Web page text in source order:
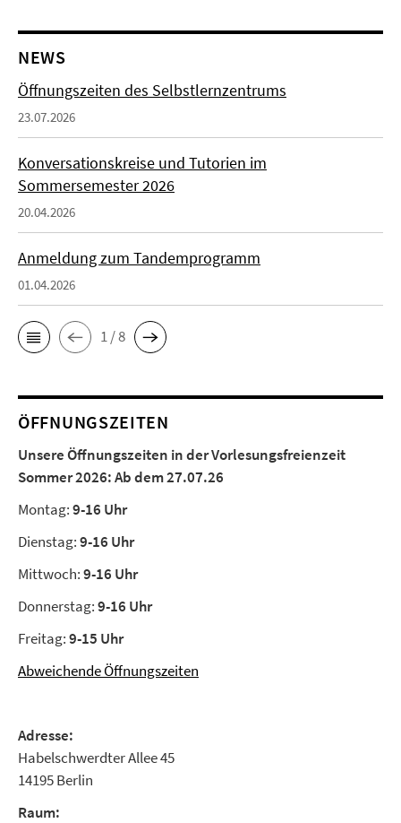
NEWS
Öffnungszeiten des Selbstlernzentrums
23.07.2026
Konversationskreise und Tutorien im
Sommersemester 2026
20.04.2026
Anmeldung zum Tandemprogramm
01.04.2026
1 / 8
ÖFFNUNGSZEITEN
Unsere Öffnungszeiten in der Vorlesungsfreienzeit
Sommer 2026:Ab dem 27.07.26
Montag:9-16 Uhr
Dienstag:9-16 Uhr
Mittwoch:9-16 Uhr
Donnerstag:9-16 Uhr
Freitag:9-15 Uhr
Abweichende Öffnungszeiten
Adresse:
Habelschwerdter Allee 45
14195 Berlin
Raum: